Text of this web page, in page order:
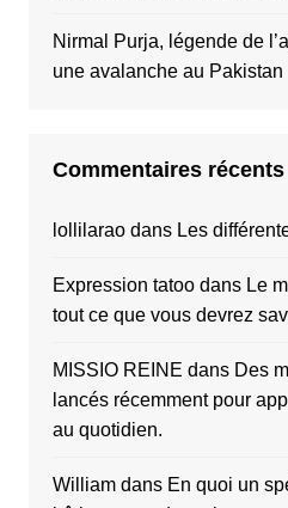
Nirmal Purja, légende de
une avalanche au Pakistan
Commentaires récents
lollilaraodans Les
Expression tatoodans Le
tout ce que vous devrez
MISSIO REINE dans Des
lancés récemment pour
au quotidien.
Williamdans En quoi un